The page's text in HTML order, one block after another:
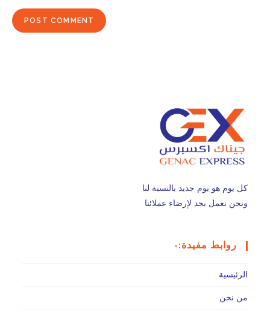
كل يوم هو يوم جديد بالنسبة لنا
ونحن نعمل بجد لإرضاء عملائنا
روابط مفيدة:-
الرئيسية
من نحن